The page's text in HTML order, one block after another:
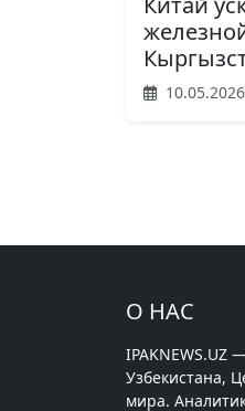
10.05.2026
О НАС
IPAKNEWS.UZ
Узбекистана,
мира.